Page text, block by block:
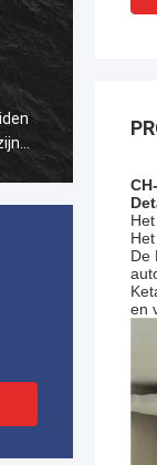
De
en